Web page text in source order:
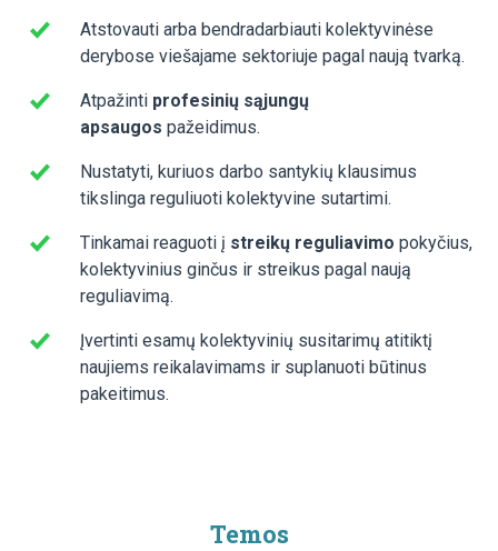
Atstovauti arba bendradarbiauti kolektyvinėse
derybose viešajame sektoriuje pagal naują tvarką.
Atpažinti profesinių sąjungų
apsaugos pažeidimus.
Nustatyti, kuriuos darbo santykių klausimus
tikslinga reguliuoti kolektyvine sutartimi.
Tinkamai reaguoti į streikų reguliavimo pokyčius,
kolektyvinius ginčus ir streikus pagal naują
reguliavimą.
Įvertinti esamų kolektyvinių susitarimų atitiktį
naujiems reikalavimams ir suplanuoti būtinus
pakeitimus.
Temos